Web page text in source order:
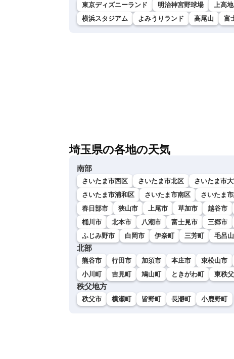
東京ディズニーランド 明治神宮野球場 上高地
横浜スタジアム
よみうりランド 高尾山 富
埼玉県の各地の天気
南部
さいたま市西区 さいたま市北区 さいたま市
さいたま市浦和区
さいたま市南区 さいたま
春日部市
狭山市 上尾市 草加市 越谷市
桶川市
北本市 八潮市 富士見市 三郷市
ふじみ野市
白岡市 伊奈町 三芳町 毛呂
北部
熊谷市 行田市 加須市 本庄市 東松山市
小川町
吉見町 鳩山町 ときがわ町 東秩
秩父地方
秩父市 横瀬町 皆野町 長瀞町 小鹿野町